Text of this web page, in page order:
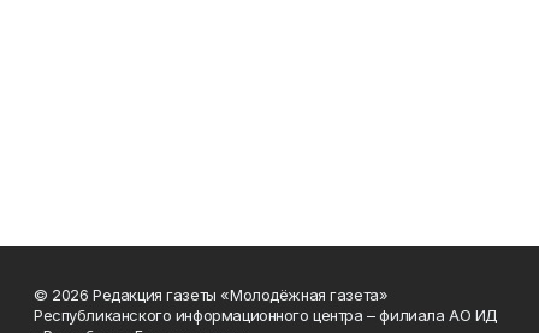
© 2026 Редакция газеты «Молодёжная газета»
Республиканского информационного центра – филиала АО ИД